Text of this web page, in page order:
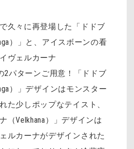
久々に再登場した「ドドブ
）」と、アイスボーンの看
ヴェルカーナ
2パターンご用意！「ドドブ
）」デザインはモンスター
た少しポップなテイスト、
（Velkhana）」デザインは
ルカーナがデザインされた